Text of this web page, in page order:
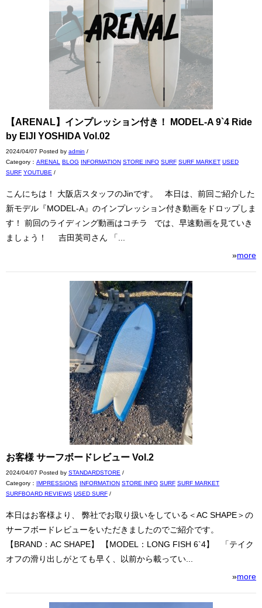
【ARENAL】インプレッション付き！ MODEL-A 9`4 Ride
by EIJI YOSHIDA Vol.02
2024/04/07 Posted by admin /
Category： ARENAL BLOG INFORMATION STORE INFO SURF SURF MARKET USED
SURF YOUTUBE /
こんにちは！ 大阪店スタッフのJinです。 本日は、前回ご紹介した
新モデル『MODEL-A』のインプレッション付き動画をドロップしま
す！ 前回のライディング動画はコチラ では、早速動画を見ていき
ましょう！ 吉田英司さん 「...
»more
お客様 サーフボードレビュー Vol.2
2024/04/07 Posted by STANDARDSTORE /
Category： IMPRESSIONS INFORMATION STORE INFO SURF SURF MARKET
SURFBOARD REVIEWS USED SURF /
本日はお客様より、 弊社でお取り扱いをしている＜AC SHAPE＞の
サーフボードレビューをいただきましたのでご紹介です。
【BRAND：AC SHAPE】 【MODEL：LONG FISH 6`4】 「テイク
オフの滑り出しがとても早く、以前から載ってい...
»more